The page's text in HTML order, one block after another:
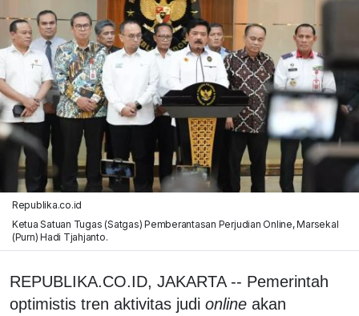
Republika.co.id
Ketua Satuan Tugas (Satgas) Pemberantasan Perjudian Online, Marsekal
(Purn) Hadi Tjahjanto.
REPUBLIKA.CO.ID, JAKARTA -- Pemerintah
optimistis tren aktivitas judi online akan